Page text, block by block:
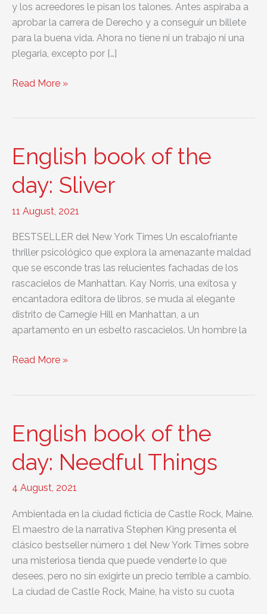
y los acreedores le pisan los talones. Antes aspiraba a
aprobar la carrera de Derecho y a conseguir un billete
para la buena vida. Ahora no tiene ni un trabajo ni una
plegaria, excepto por […]
English
The
Rainmaker
Read More »
English book of the
day: Sliver
11 August, 2021
BESTSELLER del New York Times Un escalofriante
thriller psicológico que explora la amenazante maldad
que se esconde tras las relucientes fachadas de los
rascacielos de Manhattan. Kay Norris, una exitosa y
encantadora editora de libros, se muda al elegante
distrito de Carnegie Hill en Manhattan, a un
apartamento en un esbelto rascacielos. Un hombre la
English
Sliver
Read More »
English book of the
day: Needful Things
4 August, 2021
Ambientada en la ciudad ficticia de Castle Rock, Maine.
El maestro de la narrativa Stephen King presenta el
clásico bestseller número 1 del New York Times sobre
una misteriosa tienda que puede venderte lo que
desees, pero no sin exigirte un precio terrible a cambio.
La ciudad de Castle Rock, Maine, ha visto su cuota